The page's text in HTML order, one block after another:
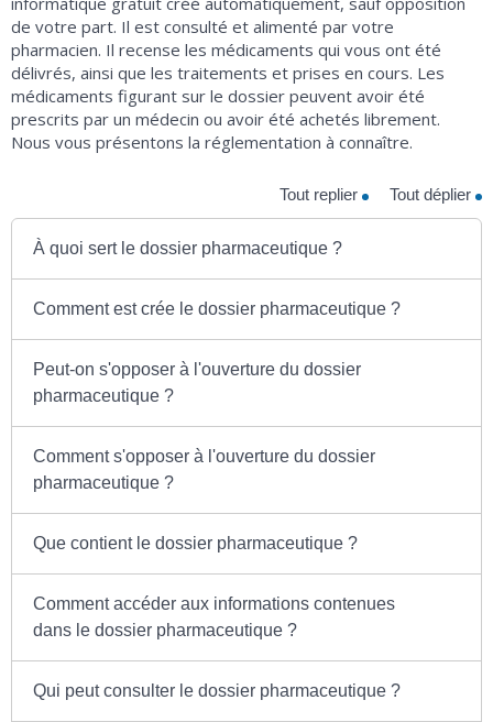
de votre part. Il est consulté et alimenté par votre
pharmacien. Il recense les médicaments qui vous ont été
délivrés, ainsi que les traitements et prises en cours. Les
médicaments figurant sur le dossier peuvent avoir été
prescrits par un médecin ou avoir été achetés librement.
Nous vous présentons la réglementation à connaître.
Tout replier Tout déplier
À quoi sert le dossier pharmaceutique ?
Comment est crée le dossier pharmaceutique ?
Peut-on s'opposer à l'ouverture du dossier
pharmaceutique ?
Comment s'opposer à l'ouverture du dossier
pharmaceutique ?
Que contient le dossier pharmaceutique ?
Comment accéder aux informations contenues
dans le dossier pharmaceutique ?
Qui peut consulter le dossier pharmaceutique ?